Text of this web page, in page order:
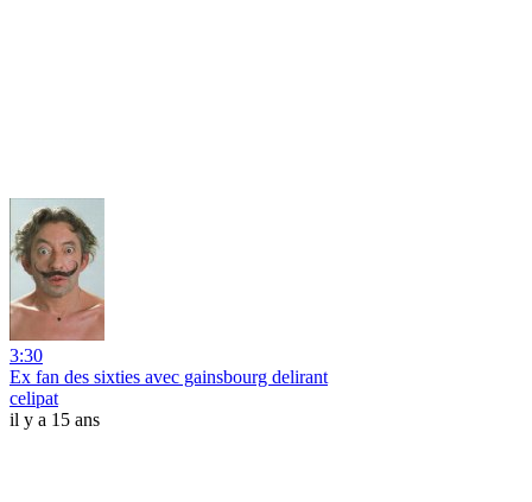
3:30
Ex fan des sixties avec gainsbourg delirant
celipat
il y a 15 ans